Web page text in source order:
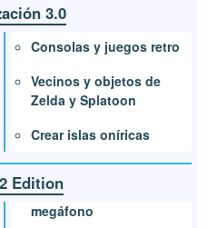
3.0
Consolas y juegos retro
Vecinos y objetos de
Zelda y Splatoon
Crear islas oníricas
Edition
megáfono